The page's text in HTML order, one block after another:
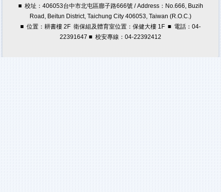
■ 校址：406053台中市北屯區廍子路666號 / Address：No.666, Buzih
Road, Beitun District, Taichung City 406053, Taiwan (R.O.C.)
■ 位置：耕書樓 2F 衛保組及體育室位置：保健大樓 1F ■ 電話：04-
22391647 ■ 校安專線：04-22392412